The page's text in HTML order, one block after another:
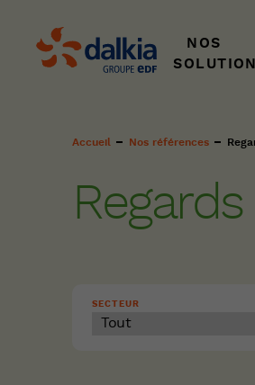
NOS
Fil
Accueil Nos références
SECTEUR